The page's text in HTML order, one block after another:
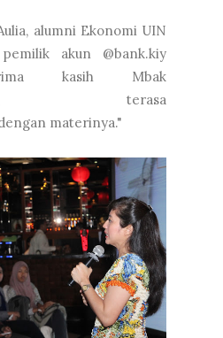
alumni Ekonomi UIN
akun @bank.kiy
kasih Mbak
terasa
materinya."